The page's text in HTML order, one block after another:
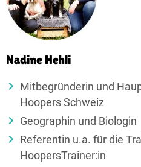
Nadine Hehli
Mitbegründerin und
Hoopers Schweiz
Geographin und Biologin
Referentin u.a. für die
HoopersTrainer:in